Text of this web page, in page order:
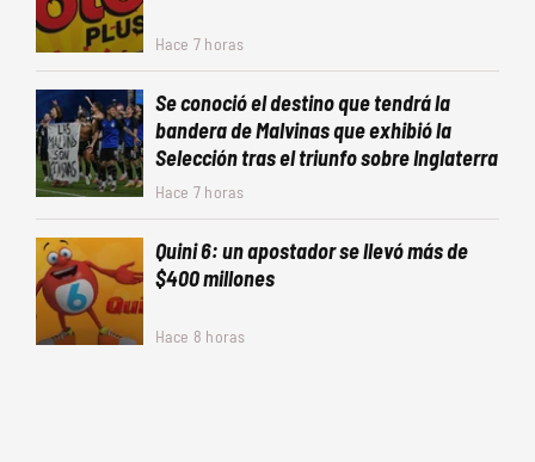
Hace 7 horas
Se conoció el destino que tendrá la
bandera de Malvinas que exhibió la
Selección tras el triunfo sobre Inglaterra
Hace 7 horas
Quini 6: un apostador se llevó más de
$400 millones
Hace 8 horas